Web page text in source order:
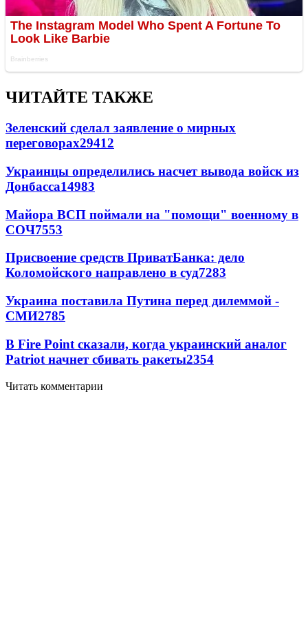
ЧИТАЙТЕ ТАКЖЕ
Зеленский сделал заявление о мирных
переговорах29412
Украинцы определились насчет вывода войск из
Донбасса14983
Майора ВСП поймали на "помощи" военному в
СОЧ7553
Присвоение средств ПриватБанка: дело
Коломойского направлено в суд7283
Украина поставила Путина перед дилеммой -
СМИ2785
В Fire Point сказали, когда украинский аналог
Patriot начнет сбивать ракеты2354
Читать комментарии